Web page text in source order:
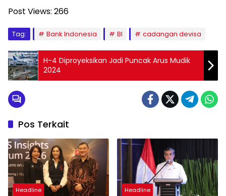
Post Views: 266
Tag: Bank Indonesia BI cadangan devisa
H-4 Diproyeksikan Jadi Puncak Arus Mudik
2024
Pos Terkait
Headline Headline